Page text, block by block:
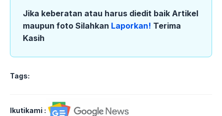
Jika keberatan atau harus diedit baik Artikel
maupun foto Silahkan Laporkan! Terima
Kasih
Tags:
Ikutikami :